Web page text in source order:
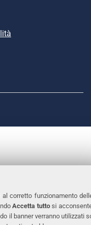
corretto funzionamento
Accetta tuttosi
il banner verranno utilizzati